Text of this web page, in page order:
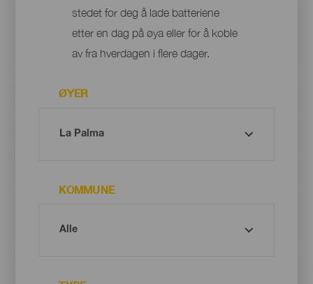
stedet for deg å lade batteriene
etter en dag på øya eller for å koble
av fra hverdagen i flere dager.
ØYER
KOMMUNE